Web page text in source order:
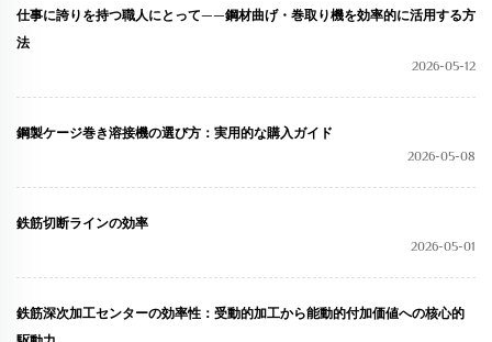
仕事に誇りを持つ職人にとって——鋼材曲げ・巻取り機を効率的に活用する方
法
2026-05-12
鋼製ケージ巻き溶接機の選び方：実用的な購入ガイド
2026-05-08
鉄筋切断ラインの効率
2026-05-01
鉄筋深次加工センターの効率性：受動的加工から能動的付加価値への核心的